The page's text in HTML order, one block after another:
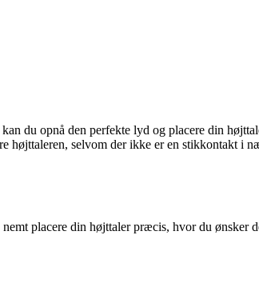
du opnå den perfekte lyd og placere din
højttaleren, selvom der ikke er en stikkontakt i
placere din højttaler præcis, hvor du ønsker